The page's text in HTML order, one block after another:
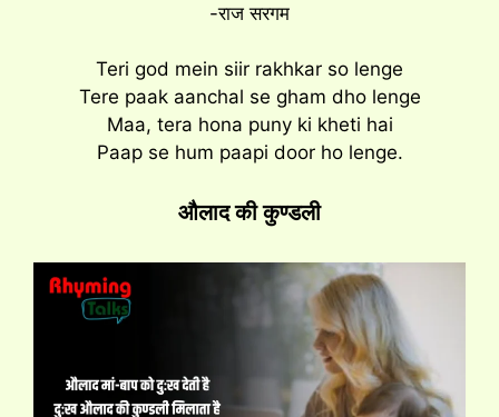
-राज सरगम
Teri god mein siir rakhkar so lenge
Tere paak aanchal se gham dho lenge
Maa, tera hona puny ki kheti hai
Paap se hum paapi door ho lenge.
औलाद की कुण्डली